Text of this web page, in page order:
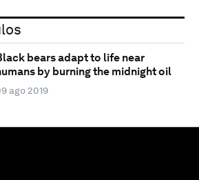
bears adapt to life near
by burning the midnight oil
ago 2019